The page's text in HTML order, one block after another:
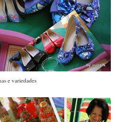
e variedades